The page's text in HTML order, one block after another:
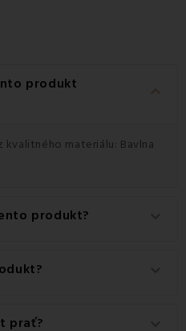
produkt keyboard_arrow_down
materiálu: Bavlna
produkt?
na Gombíky.
EMI.
prať?